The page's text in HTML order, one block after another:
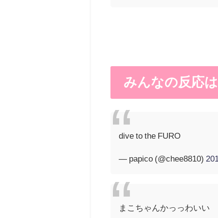
みんなの反応
dive to the FURO
— papico (@chee8810)
まこちゃんかっっわいい